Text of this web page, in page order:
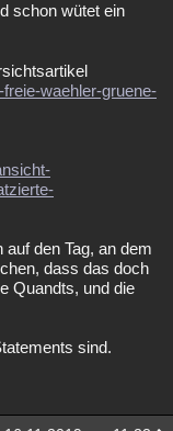
schon wütet ein
waehler-gruene-
den Tag, an dem
dass das doch
Quandts, und die
sind.